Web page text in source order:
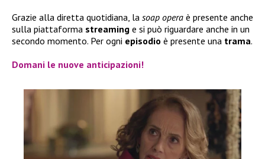
Grazie alla diretta quotidiana, la soap opera è presente anche
sulla piattaforma streaming e si può riguardare anche in un
secondo momento. Per ogni episodio è presente una trama.
Domani le nuove anticipazioni!